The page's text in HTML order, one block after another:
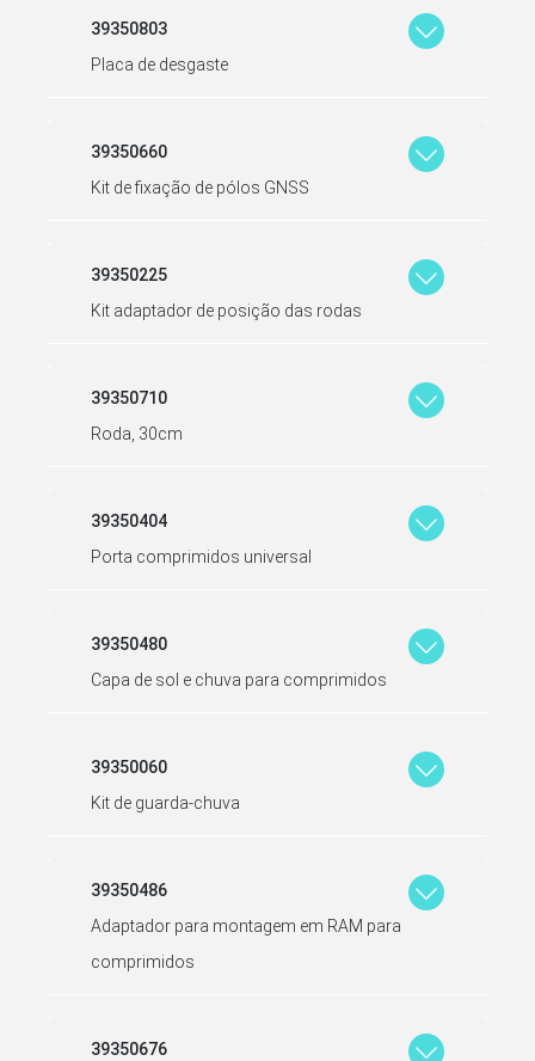
39350803
Placa de desgaste
39350660
Kit de fixação de pólos GNSS
39350225
Kit adaptador de posição das rodas
39350710
Roda, 30cm
39350404
Porta comprimidos universal
39350480
Capa de sol e chuva para comprimidos
39350060
Kit de guarda-chuva
39350486
Adaptador para montagem em RAM para
comprimidos
39350676